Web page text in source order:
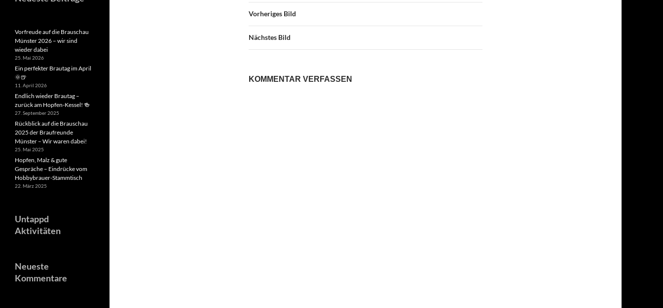
Vorheriges Bild
Nächstes Bild
KOMMENTAR VERFASSEN
Vorfreude auf die Brauschau
Münster 2026 – wir sind
wieder dabei
25. Mai 2026
Ein perfekter Brautag im April
🌞🍺
11. April 2026
Endlich wieder Brautag –
zurück am Hopfen-Kessel! 🍻
27. September 2025
Rückblick auf die Brauschau
2025 der Braufreunde
Münster – Wir waren dabei!
25. Mai 2025
Hopfen, Malz & gute
Gespräche – Eindrücke vom
Hobbybrauer-Stammtisch
22. März 2025
Untappd
Aktivitäten
Neueste
Kommentare